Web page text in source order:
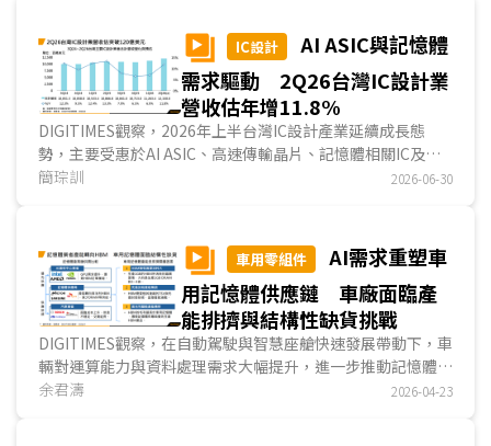
漲，而是呈現高階產品強勢溢價、低階通用型微幅轉嫁的K型
漲價趨勢。...
IC設計
AI ASIC與記憶體
需求驅動 2Q26台灣IC設計業
營收估年增11.8%
DIGITIMES觀察，2026年上半台灣IC設計產業延續成長態
勢，主要受惠於AI ASIC、高速傳輸晶片、記憶體相關IC及顯
示驅動IC需求增溫。產業成長動能高度集中於少數巨頭，前十
ASIC專案放量、記憶體相關IC需求持續強勁，以及顯示驅動IC
市場回溫帶動下，台灣IC設計業者合計營收可望突破120億美
元，年增11.8%。...
簡琮訓 2026-06-30
車用零組件
AI需求重塑車
用記憶體供應鏈 車廠面臨產
能排擠與結構性缺貨挑戰
DIGITIMES觀察，在自動駕駛與智慧座艙快速發展帶動下，車
輛對運算能力與資料處理需求大幅提升，進一步推動記憶體成
為影響車用系統效能的關鍵元件。隨車輛導入多感測器融合與
余君濤 2026-04-23